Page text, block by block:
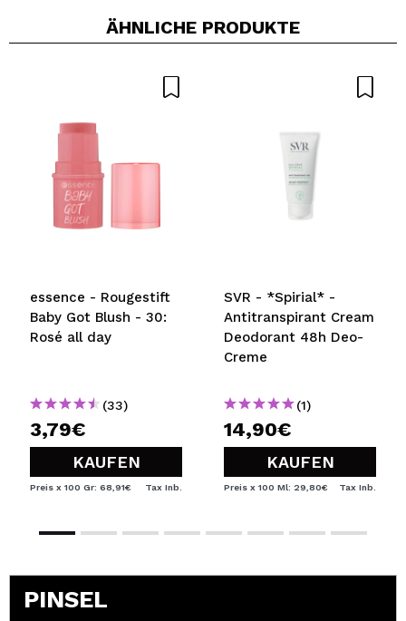
Ein Video oder Foto teilen
ÄHNLICHE PRODUKTE
essence - Rougestift
Baby Got Blush - 30:
Rosé all day
(33)
3,79€
KAUFEN
Preis x 100 Gr: 68,91€ Tax Inb.
SVR - *Spirial* -
Antitranspirant Cream
Deodorant 48h Deo-
Creme
(1)
14,90€
KAUFEN
Preis x 100 Ml: 29,80€ Tax Inb.
PINSEL